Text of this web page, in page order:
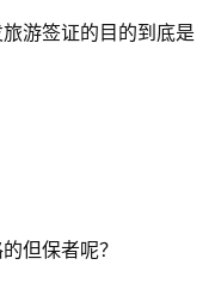
游签证的目的到底是
但保者呢？